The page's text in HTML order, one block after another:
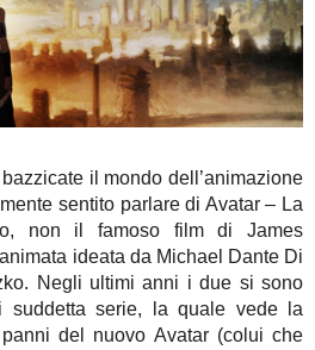
il mondo dell’animazione
sentito parlare di Avatar – La
non il famoso film di James
ideata da Michael Dante Di
Negli ultimi anni i due si sono
suddetta serie, la quale vede la
del nuovo Avatar (colui che